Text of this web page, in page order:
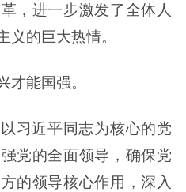
，进一步激发了全体人
义的巨大热情。
才能国强。
习近平同志为核心的党
党的全面领导，确保党
的领导核心作用，深入